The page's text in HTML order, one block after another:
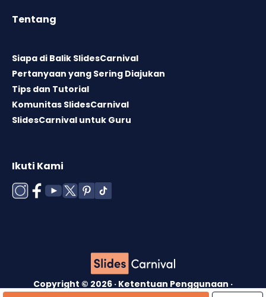
Tentang
Siapa di Balik SlidesCarnival
Pertanyaan yang Sering Diajukan
Tips dan Tutorial
Komunitas SlidesCarnival
SlidesCarnival untuk Guru
Ikuti Kami
Copyright © 2026 · Ketentuan Penggunaan ·